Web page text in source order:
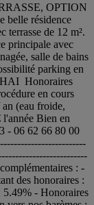
OPTION
résidence
terrasse de 12 m².
principale avec
salle de bains
parking en
HAI Honoraires
en cours
(eau froide,
Bien en
- 06 62 66 80 00
: -
des honoraires :
5.49% - Honoraires